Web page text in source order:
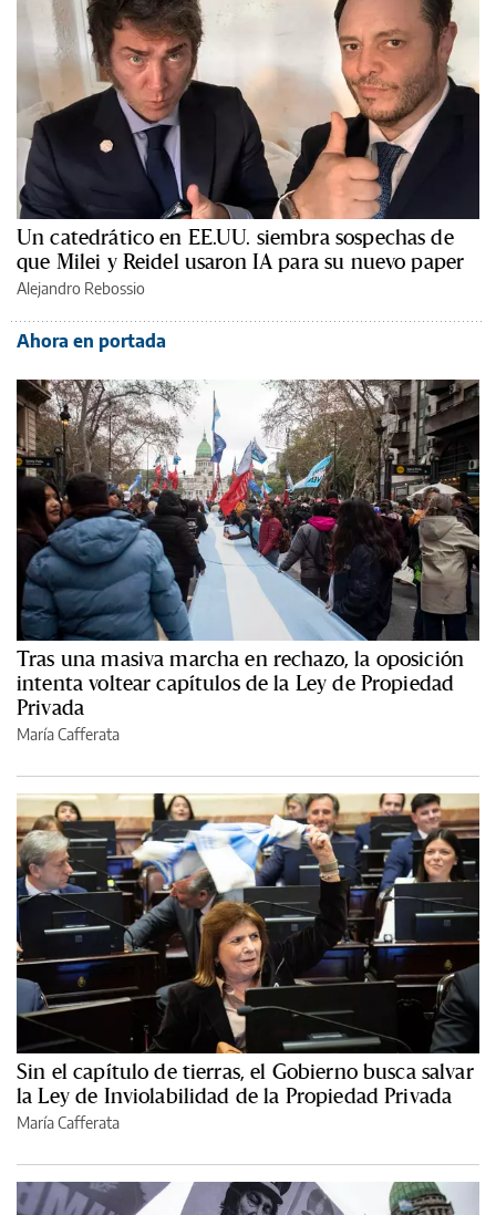
Un catedrático en EE.UU. siembra sospechas de
que Milei y Reidel usaron IA para su nuevo paper
Alejandro Rebossio
Ahora en portada
Tras una masiva marcha en rechazo, la oposición
intenta voltear capítulos de la Ley de Propiedad
Privada
María Cafferata
Sin el capítulo de tierras, el Gobierno busca salvar
la Ley de Inviolabilidad de la Propiedad Privada
María Cafferata